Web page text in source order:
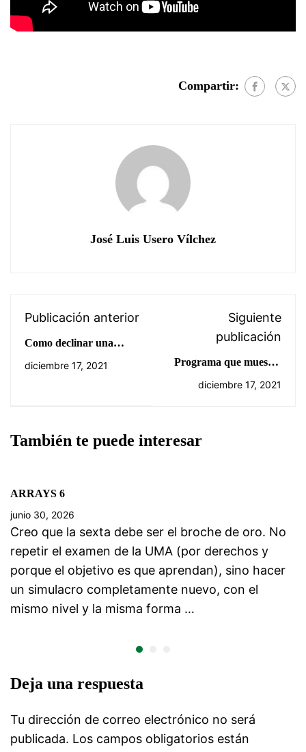
Compartir:
José Luis Usero Vílchez
Publicación anterior
Como declinar una
palabra de la segunda
diciembre 17, 2021
Siguiente
publicación
Programa que muestra
una lista de los números
diciembre 17, 2021
También te puede interesar
ARRAYS 6
junio 30, 2026
Creo que la sexta debe ser el broche de oro. No
repetir el examen de la UMA (por derechos y
porque el objetivo es que aprendan), sino hacer
un simulacro completamente nuevo, con el
mismo nivel y la misma forma …
Deja una respuesta
Tu dirección de correo electrónico no será
publicada. Los campos obligatorios están